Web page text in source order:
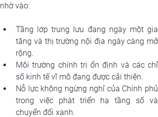
nhờ vào:
Tầng lớp trung lưu đang ngày một gia
tăng và thị trường nội địa ngày càng mở
rộng.
Môi trường chính trị ổn định và các chỉ
số kinh tế vĩ mô đang được cải thiện.
Nỗ lực không ngừng nghỉ của Chính phủ
trong việc phát triển hạ tầng số và
chuyển đổi xanh.